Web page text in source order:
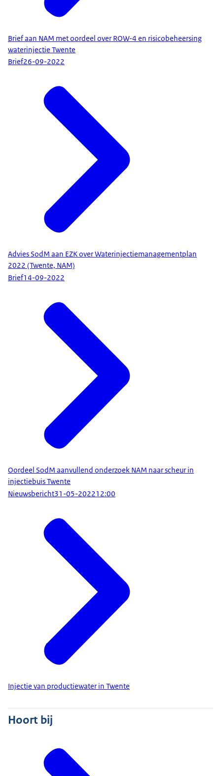
Brief aan NAM met oordeel over ROW-4 en risicobeheersing
waterinjectie Twente
Brief26-09-2022
Advies SodM aan EZK over Waterinjectiemanagementplan
2022 (Twente, NAM)
Brief14-09-2022
Oordeel SodM aanvullend onderzoek NAM naar scheur in
injectiebuis Twente
Nieuwsbericht31-05-202212:00
Injectie van productiewater in Twente
Hoort bij